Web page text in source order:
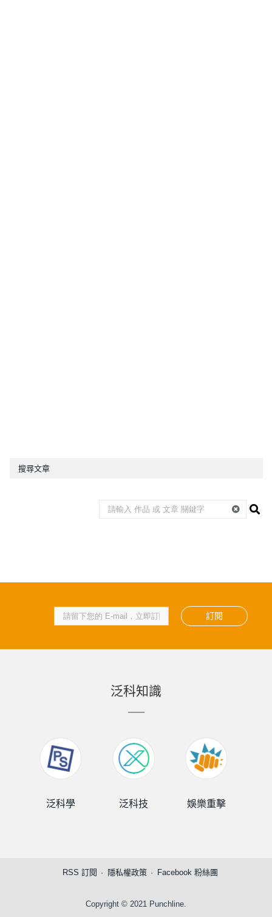
搜尋文章
訂閱
泛科知識
泛科學 泛科技 娛樂重擊
RSS 訂閱 隱私權政策 Facebook 粉絲團
Copyright © 2021 Punchline.